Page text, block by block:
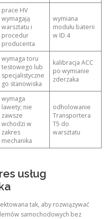
prace HV
wymagają
warsztatu i
procedur
producenta
wymiana
modułu baterii
w ID.4
wymaga toru
testowego lub
specjalistyczne
go stanowiska
kalibracja ACC
po wymianie
zderzaka
wymaga
lawety; nie
zawsze
wchodzi w
zakres
mechanika
odholowanie
Transportera
T5 do
warsztatu
usług
tak, aby rozwiązywać
samochodowych bez